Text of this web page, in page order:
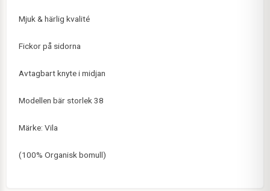
Mjuk & härlig kvalité
Fickor på sidorna
Avtagbart knyte i midjan
Modellen bär storlek 38
Märke: Vila
(100% Organisk bomull)